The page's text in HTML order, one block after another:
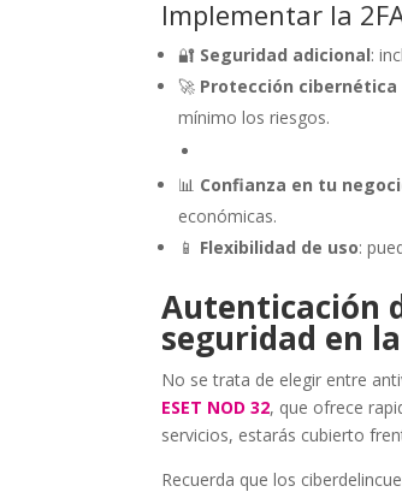
Implementar la
🔐 Seguridad adicional:
🚀 Protección cibernética
mínimo los riesgos.
📊 Confianza en tu
económicas.
📱 Flexibilidad de uso:
Autenticación
seguridad en
No se trata de elegir entre
ESET NOD 32, que ofrece
servicios, estarás cubierto
Recuerda que los